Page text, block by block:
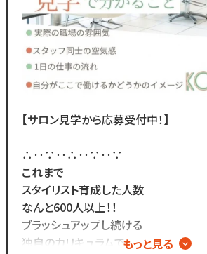
スタッフの技術紹介や職場の雰囲気、
撮影イベント・研修会の様子など、
リアルな職場環境をご覧いただけます☆
応募前に一度ご覧ください♪
Tiktok ▷「＠kozo_recruit」
で検索してください！
【サロン見学から応募受付中！】
∴‥∵‥∴‥∵‥∵
これまで
スタイリスト育成した人数
なんと600人以上！！
ブラッシュアップし続ける
独自のカリキュラムでもっと見る